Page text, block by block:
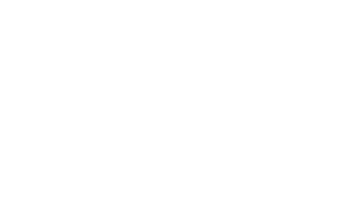
这
河鲜等不同餐厅区域，合伙人需要开
which is expected